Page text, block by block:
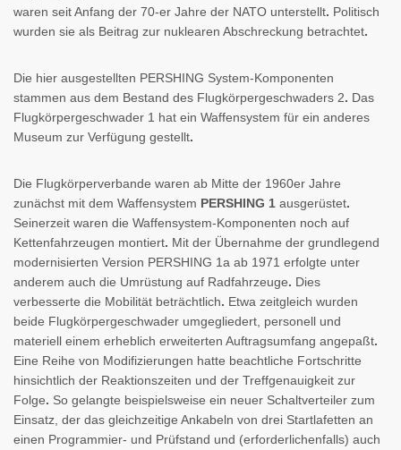
waren seit Anfang der 70-er Jahre der NATO unterstellt. Politisch
wurden sie als Beitrag zur nuklearen Abschreckung betrachtet.
Die hier ausgestellten PERSHING System-Komponenten
stammen aus dem Bestand des Flugkörpergeschwaders 2. Das
Flugkörpergeschwader 1 hat ein Waffensystem für ein anderes
Museum zur Verfügung gestellt.
Die Flugkörperverbande waren ab Mitte der 1960er Jahre
zunächst mit dem Waffensystem PERSHING 1 ausgerüstet.
Seinerzeit waren die Waffensystem-Komponenten noch auf
Kettenfahrzeugen montiert. Mit der Übernahme der grundlegend
modernisierten Version PERSHING 1a ab 1971 erfolgte unter
anderem auch die Umrüstung auf Radfahrzeuge. Dies
verbesserte die Mobilität beträchtlich. Etwa zeitgleich wurden
beide Flugkörpergeschwader umgegliedert, personell und
materiell einem erheblich erweiterten Auftragsumfang angepaßt.
Eine Reihe von Modifizierungen hatte beachtliche Fortschritte
hinsichtlich der Reaktionszeiten und der Treffgenauigkeit zur
Folge. So gelangte beispielsweise ein neuer Schaltverteiler zum
Einsatz, der das gleichzeitige Ankabeln von drei Startlafetten an
einen Programmier- und Prüfstand und (erforderlichenfalls) auch